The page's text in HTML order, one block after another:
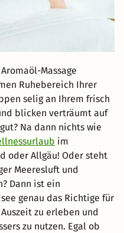
Massage
Ruhebereich Ihrer
selig an Ihrem frisch
blicken verträumt auf
Na dann nichts wie
im
oder Allgäu! Oder steht
Meeresluft und
Dann ist ein
genau das Richtige für
zu erleben und
zu nutzen. Egal ob